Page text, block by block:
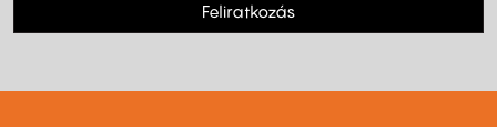
Feliratkozás